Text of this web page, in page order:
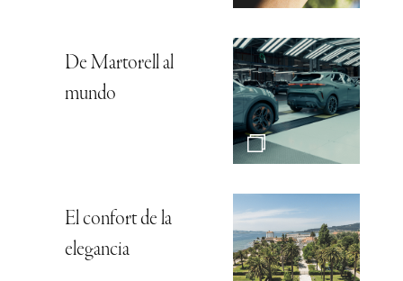
De Martorell al
mundo
El confort de la
elegancia